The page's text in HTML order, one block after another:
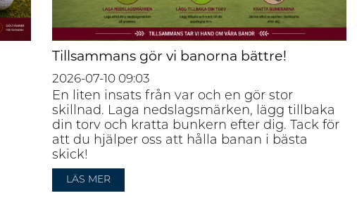
Tillsammans gör vi banorna bättre!
2026-07-10 09:03
En liten insats från var och en gör stor
skillnad. Laga nedslagsmärken, lägg tillbaka
din torv och kratta bunkern efter dig. Tack för
att du hjälper oss att hålla banan i bästa
skick!
LÄS MER